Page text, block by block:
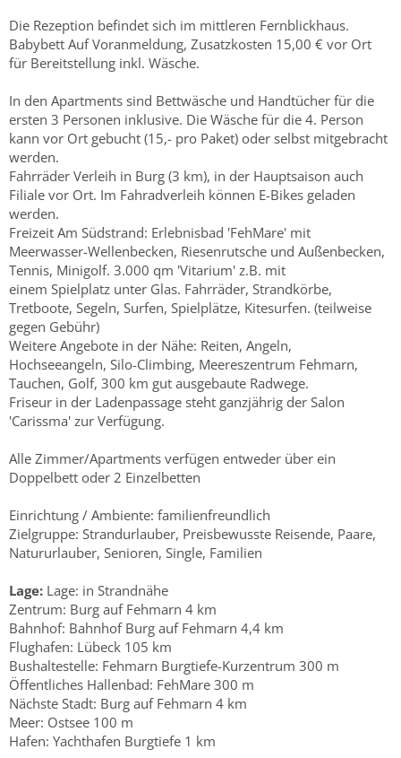
Die Rezeption befindet sich im mittleren Fernblickhaus.
Babybett Auf Voranmeldung, Zusatzkosten 15,00 € vor Ort
für Bereitstellung inkl. Wäsche.
In den Apartments sind Bettwäsche und Handtücher für die
ersten 3 Personen inklusive. Die Wäsche für die 4. Person
kann vor Ort gebucht (15,- pro Paket) oder selbst mitgebracht
werden.
Fahrräder Verleih in Burg (3 km), in der Hauptsaison auch
Filiale vor Ort. Im Fahradverleih können E-Bikes geladen
werden.
Freizeit Am Südstrand: Erlebnisbad 'FehMare' mit
Meerwasser-Wellenbecken, Riesenrutsche und Außenbecken,
Tennis, Minigolf. 3.000 qm 'Vitarium' z.B. mit
einem Spielplatz unter Glas. Fahrräder, Strandkörbe,
Tretboote, Segeln, Surfen, Spielplätze, Kitesurfen. (teilweise
gegen Gebühr)
Weitere Angebote in der Nähe: Reiten, Angeln,
Hochseeangeln, Silo-Climbing, Meereszentrum Fehmarn,
Tauchen, Golf, 300 km gut ausgebaute Radwege.
Friseur in der Ladenpassage steht ganzjährig der Salon
'Carissma' zur Verfügung.
Alle Zimmer/Apartments verfügen entweder über ein
Doppelbett oder 2 Einzelbetten
Einrichtung / Ambiente: familienfreundlich
Zielgruppe: Strandurlauber, Preisbewusste Reisende, Paare,
Natururlauber, Senioren, Single, Familien
Lage: Lage: in Strandnähe
Zentrum: Burg auf Fehmarn 4 km
Bahnhof: Bahnhof Burg auf Fehmarn 4,4 km
Flughafen: Lübeck 105 km
Bushaltestelle: Fehmarn Burgtiefe-Kurzentrum 300 m
Öffentliches Hallenbad: FehMare 300 m
Nächste Stadt: Burg auf Fehmarn 4 km
Meer: Ostsee 100 m
Hafen: Yachthafen Burgtiefe 1 km